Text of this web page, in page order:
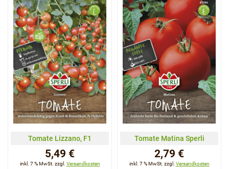
Tomate Lizzano, F1
5,49 €
inkl. 7 % MwSt. zzgl. Versandkosten
Tomate Matina Sperli
2,79 €
inkl. 7 % MwSt. zzgl. Versandkosten